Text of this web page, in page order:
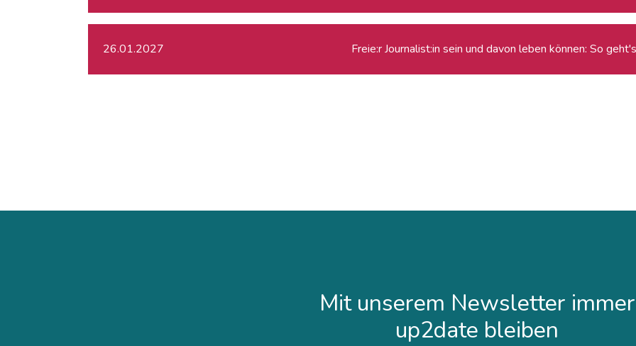
26.01.2027 Freie:r Journalist:in sein und davon leben können: So
Mit unserem Newsletter immer
up2date bleiben